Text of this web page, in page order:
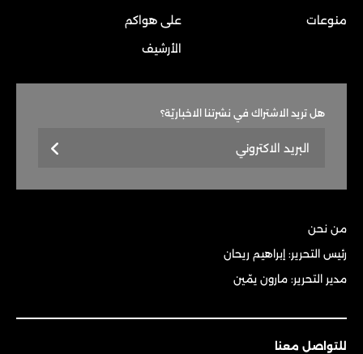
منوعات
على هواكم
الأرشيف
هل تريد الاشتراك في نشرتنا الاخباريّة؟
من نحن
رئيس التحرير: إبراهيم ريحان
مدير التحرير: مارون يمّين
للتواصل معنا